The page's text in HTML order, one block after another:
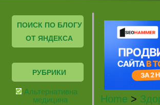
ПОИСК ПО БЛОГУ
ОТ ЯНДЕКСА
РУБРИКИ
Альтернативная
медицина
Home >